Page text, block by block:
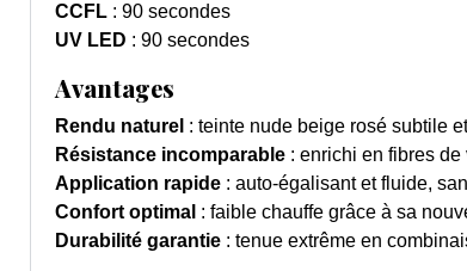
CCFL : 90 secondes
UV LED : 90 secondes
Avantages
Rendu naturel : teinte nude beige rosé subtile
Résistance incomparable : enrichi en fibres
Application rapide : auto-égalisant et fluide,
Confort optimal : faible chauffe grâce à sa
Durabilité garantie : tenue extrême en